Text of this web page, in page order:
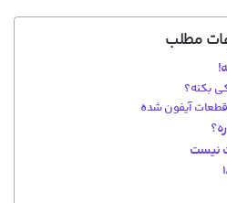
مطلب
بکنه؟
قطعات آیفون شده
نیست